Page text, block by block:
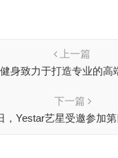
上一篇
身致力于打造专业的高
下一篇
，Yestar艺星受邀参加